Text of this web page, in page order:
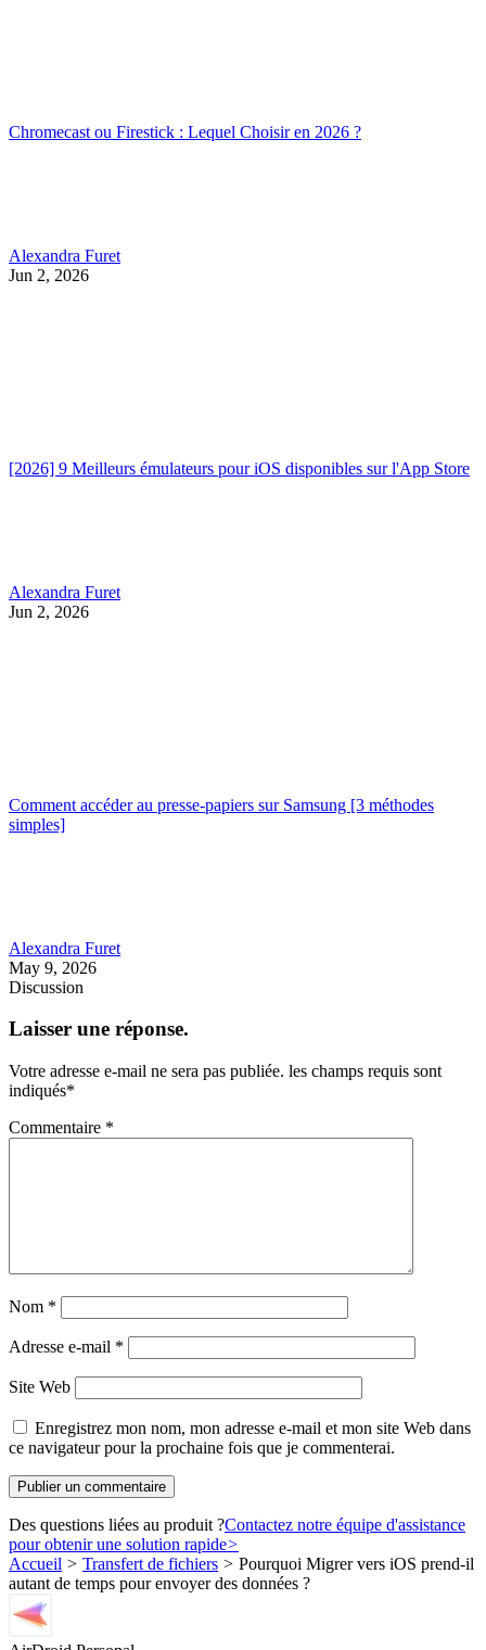
Chromecast ou Firestick : Lequel Choisir en 2026 ?
Alexandra Furet
Jun 2, 2026
[2026] 9 Meilleurs émulateurs pour iOS disponibles sur l'App Store
Alexandra Furet
Jun 2, 2026
Comment accéder au presse-papiers sur Samsung [3 méthodes
simples]
Alexandra Furet
May 9, 2026
Discussion
Laisser une réponse.
Votre adresse e-mail ne sera pas publiée. les champs requis sont
indiqués*
Commentaire *
Nom *
Adresse e-mail *
Site Web
Enregistrez mon nom, mon adresse e-mail et mon site Web dans
ce navigateur pour la prochaine fois que je commenterai.
Des questions liées au produit ?Contactez notre équipe d'assistance
pour obtenir une solution rapide>
Accueil > Transfert de fichiers > Pourquoi Migrer vers iOS prend-il
autant de temps pour envoyer des données ?